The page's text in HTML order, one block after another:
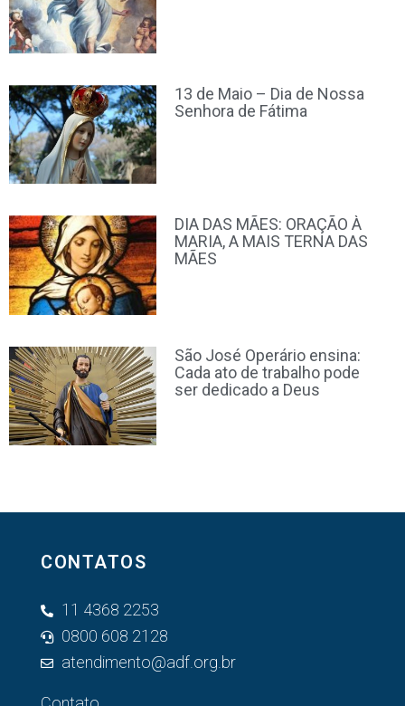
13 de Maio – Dia de Nossa
Senhora de Fátima
DIA DAS MÃES: ORAÇÃO À
MARIA, A MAIS TERNA DAS
MÃES
São José Operário ensina:
Cada ato de trabalho pode
ser dedicado a Deus
CONTATOS
11 4368 2253
0800 608 2128
atendimento@adf.org.br